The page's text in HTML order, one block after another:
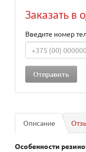
Заказать в
Введите номер
Описание
Особенности